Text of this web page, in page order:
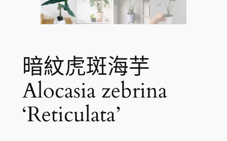
暗紋虎斑海芋
Alocasia zebrina
‘Reticulata’